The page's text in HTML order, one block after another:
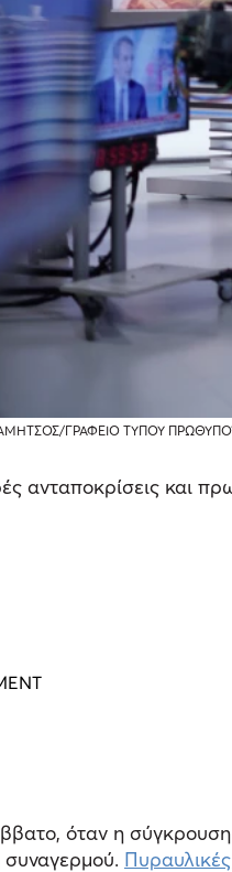
ΓΡΑΦΕΙΟ ΤΥΠΟΥ
ανταποκρίσεις και
όταν η σύγκρουση